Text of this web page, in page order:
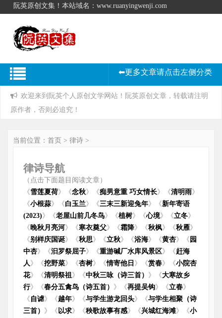
阮英原创文集！本站域名：www.ruanyingwenji.com
⬅更多文章请点击左侧分类
欢迎来到阮英个人原创文学网站！阮英原创文章，转载请注明
原作者，否则必追究！
当前位置： 首页 > 律诗 >
律诗导航
（点击下面题目阅读文章）
《雪莲夏荷》《念秋》《痴男意重 巧女情长》《清明雨》
《小根蒜》《白玉兰》《三末三新迎兔年》《新年寄语
(2023)》《老屋山前几冬鸟》《植树》《心境》《立冬》
《晚秋月亮河》《寒衣奠父》《霜降》《秋枫》《秋雁》
《别样庆国诞》《秋思》《立秋》《浴海》《黄杏》《 园
中杏》《汩罗祭屈子》《重游碱厂水库风景区》《赶海
人 》《挖野菜》《杏树》《情寄他日 》《赏春》《小院杏
花》《清明祭祖 》《中秋三咏（诗三首） 》《大寒故乡
行》《春分五禽鸟（诗五首） 》《再提吴钩》《立春》
《 自谑》《越年》《与学生游龙回头》《与学生相聚（诗
三首） 》《 以求》《秧歌故事有感》《兴城红海滩》《小